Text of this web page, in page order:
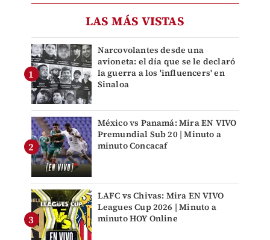
LAS MÁS VISTAS
Narcovolantes desde una
avioneta: el día que se le declaró
la guerra a los 'influencers' en
Sinaloa
México vs Panamá: Mira EN VIVO
Premundial Sub 20 | Minuto a
minuto Concacaf
LAFC vs Chivas: Mira EN VIVO
Leagues Cup 2026 | Minuto a
minuto HOY Online